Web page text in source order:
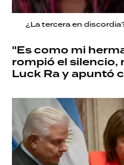
¿La tercera en
"Es como mi
rompió el silencio,
Luck Ra y apuntó